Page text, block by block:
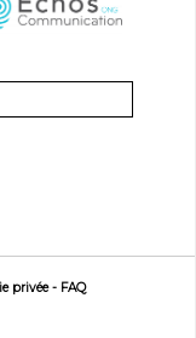
privée- FAQ